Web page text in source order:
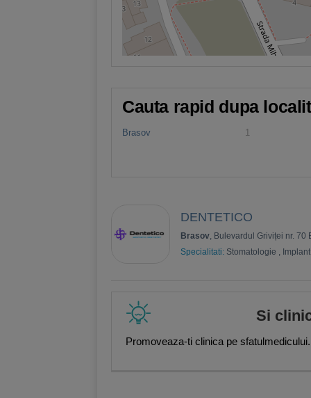
Cauta rapid dupa
Brasov 1
DENTETICO
Brasov, Bulevardul Griviței nr. 70
Specialitati: Stomatologie ,
Si
Promoveaza-ti clinica pe